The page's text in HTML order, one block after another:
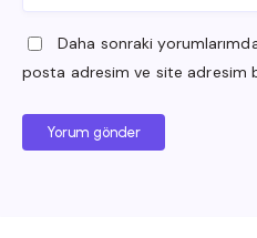
Daha sonraki
posta adresim ve site adresim
Yorum gönder